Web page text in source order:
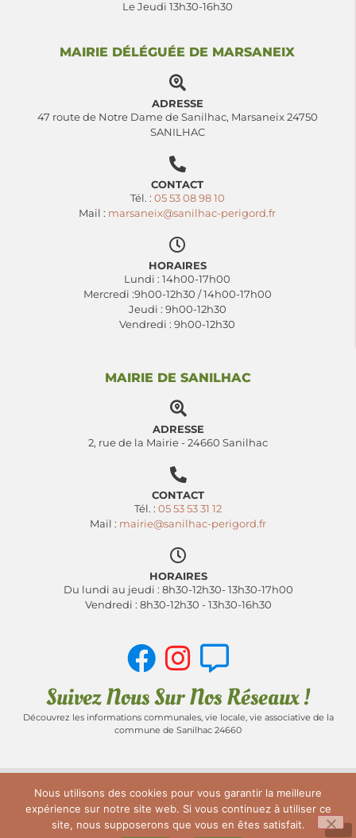
Le Jeudi 13h30-16h30
MAIRIE DÉLÉGUÉE DE MARSANEIX
ADRESSE
47 route de Notre Dame de Sanilhac, Marsaneix 24750
SANILHAC
CONTACT
Tél. : 05 53 08 98 10
Mail : marsaneix@sanilhac-perigord.fr
HORAIRES
Lundi : 14h00-17h00
Mercredi :9h00-12h30 / 14h00-17h00
Jeudi : 9h00-12h30
Vendredi : 9h00-12h30
MAIRIE DE SANILHAC
ADRESSE
2, rue de la Mairie - 24660 Sanilhac
CONTACT
Tél. : 05 53 53 31 12
Mail : mairie@sanilhac-perigord.fr
HORAIRES
Du lundi au jeudi : 8h30-12h30- 13h30-17h00
Vendredi : 8h30-12h30 - 13h30-16h30
Suivez Nous Sur Nos Réseaux !
Découvrez les informations communales, vie locale, vie associative de la
commune de Sanilhac 24660
PLAN DU SITE MENTIONS LÉGALES
Nous utilisons des cookies pour vous garantir la meilleure
expérience sur notre site web. Si vous continuez à utiliser ce
site, nous supposerons que vous en êtes satisfait.